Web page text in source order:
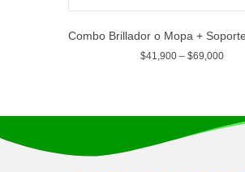
Combo Brillador o Mopa +
$41,900– $69,000